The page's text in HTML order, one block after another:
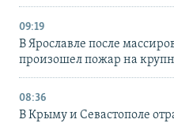
09:19
В Ярославле после
произошел пожар на
08:36
В Крыму и Севастополе